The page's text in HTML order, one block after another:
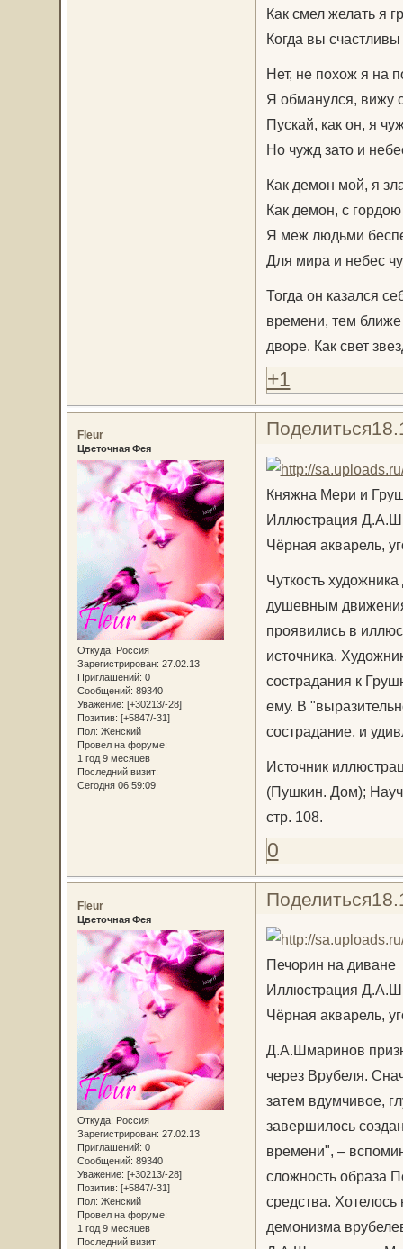
Как смел желать я
Когда вы
Нет, не похож я на
Я обманулся, вижу
Пускай, как он, я
Но чужд зато и
Как демон мой, я
Как демон, с
Я меж людьми
Для мира и небес
Тогда он казался
времени, тем ближе
дворе. Как свет
+1
Поделиться
Fleur
Цветочная Фея
Откуда: Россия
Зарегистрирован: 27.02.13
Приглашений: 0
Сообщений: 89340
Уважение: [+30213/-28]
Позитив: [+5847/-31]
Пол: Женский
Провел на форуме:
1 год 9 месяцев
Последний визит:
Сегодня 06:59:09
Княжна Мери и
Иллюстрация
Чёрная акварель,
Чуткость
душевным
проявились в
источника.
сострадания к
ему. В
сострадание, и
Источник
(Пушкин. Дом);
стр. 108.
0
Поделиться
Fleur
Цветочная Фея
Откуда: Россия
Зарегистрирован: 27.02.13
Приглашений: 0
Сообщений: 89340
Уважение: [+30213/-28]
Позитив: [+5847/-31]
Пол: Женский
Провел на форуме:
1 год 9 месяцев
Последний визит:
Печорин на диване
Иллюстрация
Чёрная акварель,
Д.А.Шмаринов
через Врубеля.
затем вдумчивое,
завершилось
времени", –
сложность образа
средства.
демонизма